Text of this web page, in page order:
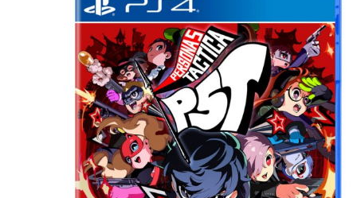
WEB CAMERA
ΚΟΥΤΙΆ ΥΠΟΛΟΓΙΣΤΏΝ
LIQUID COOLERS
CPU COOLERS
ΕΙΚΟΝΑ-ΗΧΟΣ
ACCESSORIES